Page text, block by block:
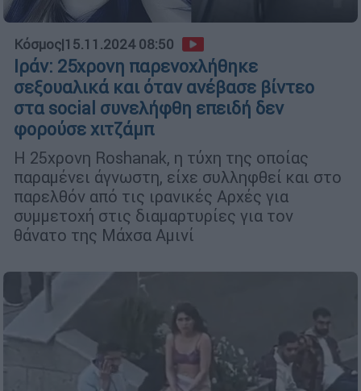
Κόσμος|15.11.2024 08:50
Ιράν: 25χρονη παρενοχλήθηκε
σεξουαλικά και όταν ανέβασε βίντεο
στα social συνελήφθη επειδή δεν
φορούσε χιτζάμπ
H 25χρονη Roshanak, η τύχη της οποίας
παραμένει άγνωστη, είχε συλληφθεί και στο
παρελθόν από τις ιρανικές Αρχές για
συμμετοχή στις διαμαρτυρίες για τον
θάνατο της Μάχσα Αμινί